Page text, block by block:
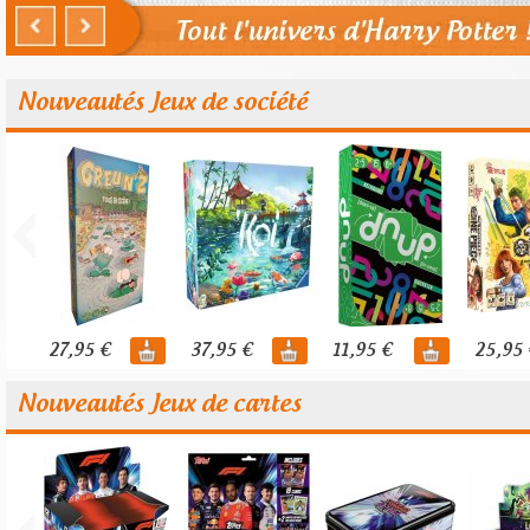
Nouveautés Jeux de société
27,95 € 37,95 € 11,95 € 25,95
Nouveautés Jeux de cartes